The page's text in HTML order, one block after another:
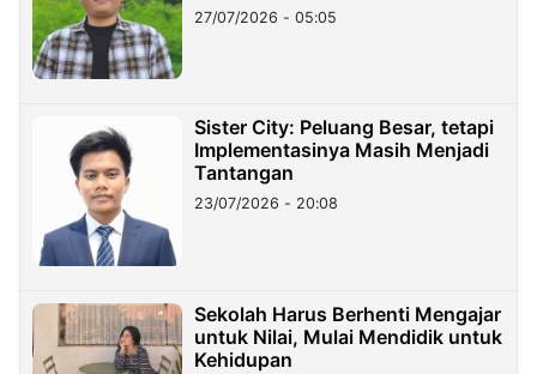
27/07/2026 - 05:05
Sister City: Peluang Besar, tetapi
Implementasinya Masih Menjadi
Tantangan
23/07/2026 - 20:08
Sekolah Harus Berhenti Mengajar
untuk Nilai, Mulai Mendidik untuk
Kehidupan